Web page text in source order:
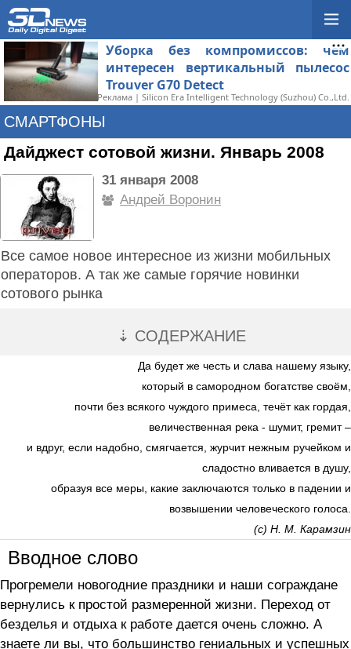
Уборка без компромиссов: чем
интересен вертикальный пылесос
Trouver G70 Detect
Реклама | Silicon Era Intelligent Technology (Suzhou) Co.,Ltd.
СМАРТФОНЫ
Дайджест сотовой жизни. Январь 2008
31 января 2008
Андрей Воронин
Все самое новое интересное из жизни мобильных
операторов. А так же самые горячие новинки
сотового рынка
⇣ СОДЕРЖАНИЕ
Да будет же честь и слава нашему языку,
который в самородном богатстве своём,
почти без всякого чуждого примеса, течёт как гордая,
величественная река - шумит, гремит –
и вдруг, если надобно, смягчается, журчит нежным ручейком и
сладостно вливается в душу,
образуя все меры, какие заключаются только в падении и
возвышении человеческого голоса.
(с) Н. М. Карамзин
Вводное слово
Прогремели новогодние праздники и наши сограждане
вернулись к простой размеренной жизни. Переход от
безделья и отдыха к работе дается очень сложно. А
знаете ли вы, что большинство гениальных и успешных